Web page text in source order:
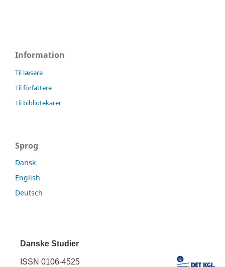
Information
Til læsere
Til forfattere
Til bibliotekarer
Sprog
Dansk
English
Deutsch
Danske Studier
ISSN 0106-4525